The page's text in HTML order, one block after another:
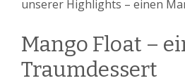
unserer Highlights – einen
Mango Float –
Traumdessert